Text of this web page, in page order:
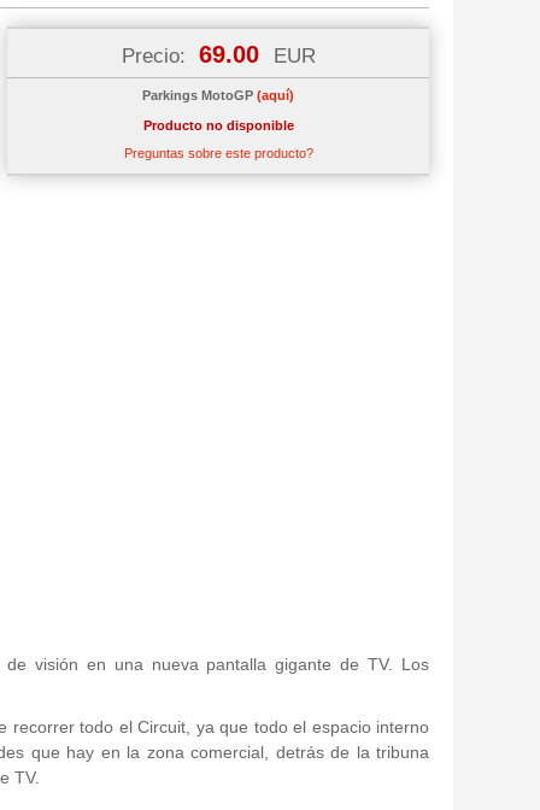
Precio: 69.00 EUR
Parkings MotoGP (aquí)
Producto no disponible
Preguntas sobre este producto?
visión en una nueva pantalla gigante de TV. Los
recorrer todo el Circuit, ya que todo el espacio interno
que hay en la zona comercial, detrás de la tribuna
TV.